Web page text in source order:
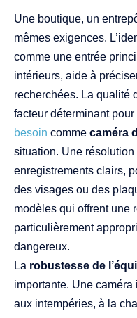
Une boutique, un
mêmes exigences.
comme une entrée
intérieurs, aide à
recherchées. La qualité
facteur déterminant pour
besoin comme caméra
situation. Une
enregistrements clairs,
des visages ou des
modèles qui offrent une
particulièrement
dangereux.
La robustesse de
importante. Une
aux intempéries, à la